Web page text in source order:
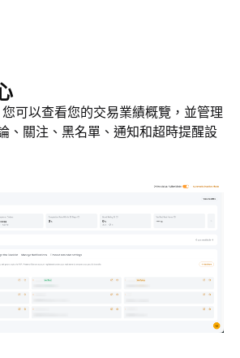
您可以查看您的交易業績概覽，並管理
、關注、黑名單、通知和超時提醒設